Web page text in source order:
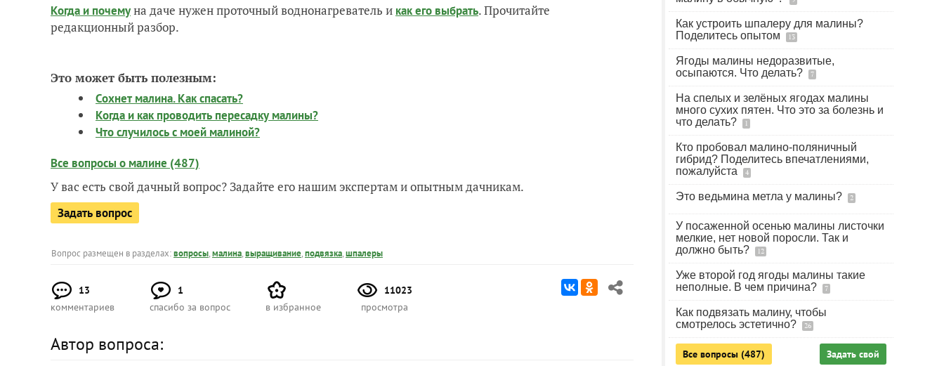
Когда и почемуна даче нужен проточный воднонагреватель и как его выбрать. Прочитайте
редакционный разбор.
Это может быть полезным:
Сохнет малина. Как спасать?
Когда и как проводить пересадку малины?
Что случилось с моей малиной?
Все вопросы о малине (487)
У вас есть свой дачный вопрос? Задайте его нашим экспертам и опытным дачникам.
Задать вопрос
Вопрос размещен в разделах:вопросы,малина,выращивание,подвязка,шпалеры
13
комментариев
1
спасибо за вопрос
в избранное
11023
просмотра
Автор вопроса:
Как устроить шпалеру для малины?
Поделитесь опытом
13
Ягоды малины недоразвитые,
осыпаются. Что делать?
7
На спелых и зелёных ягодах малины
много сухих пятен. Что это за болезнь и
что делать?
1
Кто пробовал малино-поляничный
гибрид? Поделитесь впечатлениями,
пожалуйста
4
Это ведьмина метла у малины? 2
У посаженной осенью малины листочки
мелкие, нет новой поросли. Так и
должно быть?
12
Уже второй год ягоды малины такие
неполные. В чем причина?
7
Как подвязать малину, чтобы
смотрелось эстетично?
26
Все вопросы (487) Задать свой